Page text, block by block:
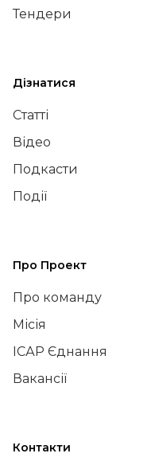
Тендери
Дізнатися
Статті
Відео
Подкасти
Події
Про Проект
Про команду
Місія
ІСАР Єднання
Вакансії
Контакти